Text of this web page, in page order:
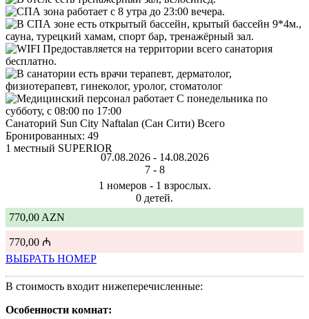
Санаторий Sun City Naftalan (Сан Сити) Всего
Бронированных: 49
1 местный SUPERIOR
07.08.2026 - 14.08.2026
7 - 8
1 номеров - 1 взрослых.
0 детей.
770,00 AZN
770,00 ₼
ВЫБРАТЬ НОМЕР
В стоимость входит нижеперечисленные:
Особенности комнат: